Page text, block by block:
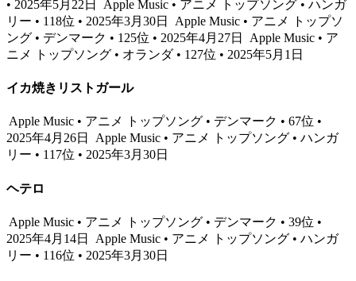
• 2025年5月22日
Apple Music • アニメ トップソング • ハンガ
リー • 118位 • 2025年3月30日
Apple Music • アニメ トップソ
ング • デンマーク • 125位 • 2025年4月27日
Apple Music • ア
ニメ トップソング • オランダ • 127位 • 2025年5月1日
イカ焼きリストガール
Apple Music • アニメ トップソング • デンマーク • 67位 •
2025年4月26日
Apple Music • アニメ トップソング • ハンガ
リー • 117位 • 2025年3月30日
ヘテロ
Apple Music • アニメ トップソング • デンマーク • 39位 •
2025年4月14日
Apple Music • アニメ トップソング • ハンガ
リー • 116位 • 2025年3月30日